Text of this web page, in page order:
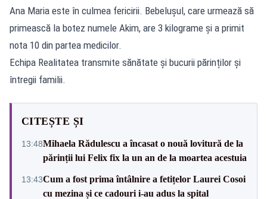
Ana Maria este în culmea fericirii. Bebelușul, care urmează să
primească la botez numele Akim, are 3 kilograme și a primit
nota 10 din partea medicilor.
Echipa Realitatea transmite sănătate și bucurii părinților și
întregii familii.
CITEȘTE ȘI
13:48Mihaela Rădulescu a încasat o nouă lovitură de la
părinții lui Felix fix la un an de la moartea acestuia
13:43Cum a fost prima întâlnire a fetițelor Laurei Cosoi
cu mezina și ce cadouri i-au adus la spital